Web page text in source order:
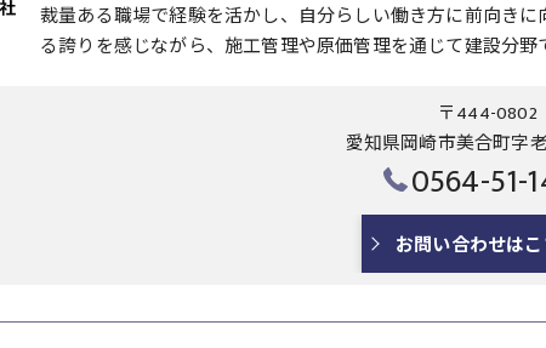
裁量ある職場で経験を活かし、自分らしい働き方に前向き
る誇りを感じながら、施工管理や原価管理を通じて建設分野
〒444-0802
愛知県岡崎市美合町字
0564-51-
お問い合わせは